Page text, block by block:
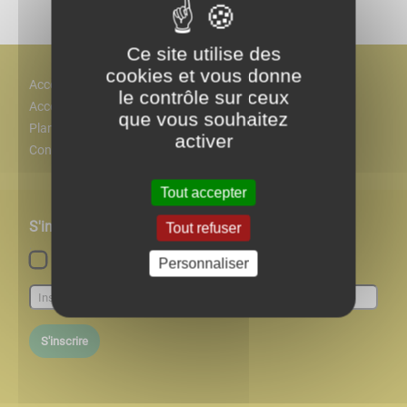
Accès
Accessiblité
Plan
Contact
S'inscrire à notre newsletter
Lettre d'information par défaut
S'inscrire
Ce site utilise des
cookies et vous donne
le contrôle sur ceux
que vous souhaitez
activer
Tout accepter
Tout refuser
Personnaliser